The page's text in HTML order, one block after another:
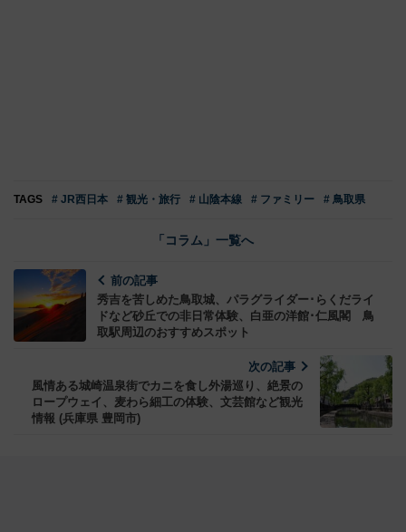
TAGS # JR西日本 # 観光・旅行 # 山陰本線 # ファミリー # 鳥取県
「コラム」一覧へ
前の記事
秀吉を苦しめた鳥取城、パラグライダー･らくだライ
ドなど砂丘での非日常体験、白亜の洋館･仁風閣 鳥
取駅周辺のおすすめスポット
次の記事
風情ある城崎温泉街でカニを食し外湯巡り、絶景の
ロープウェイ、麦わら細工の体験、文芸館など観光
情報 (兵庫県 豊岡市)